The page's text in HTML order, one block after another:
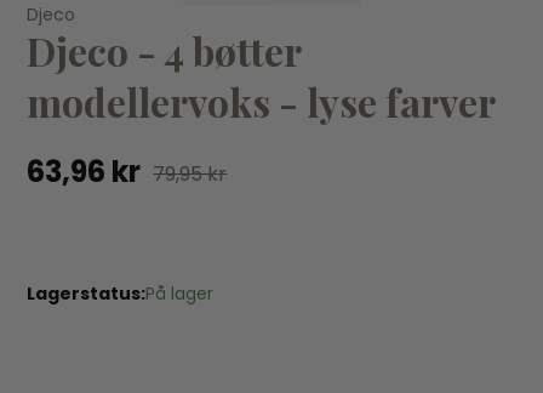
Konges Sløjd
Konges Sløjd - Beatrice badesko - Off White
179,97 kr 299,95 kr
Djeco
Djeco - 4 bøtter
modellervoks - lyse farver
63,96 kr 79,95 kr
Lagerstatus:På lager